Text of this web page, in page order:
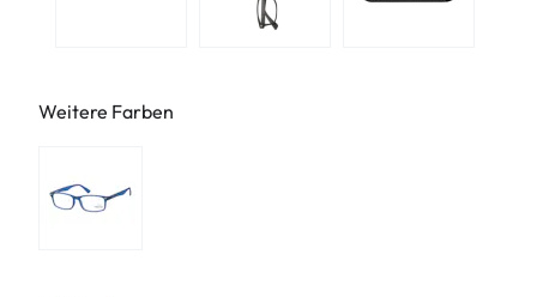
Weitere Farben